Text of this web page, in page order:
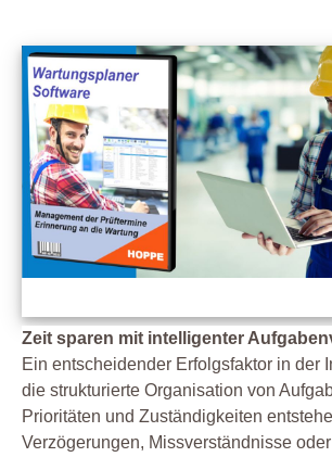
Zeit sparen mit intelligenter
Ein entscheidender Erfolgsfaktor in der
die strukturierte Organisation von
Prioritäten und Zuständigkeiten
Verzögerungen, Missverständnisse